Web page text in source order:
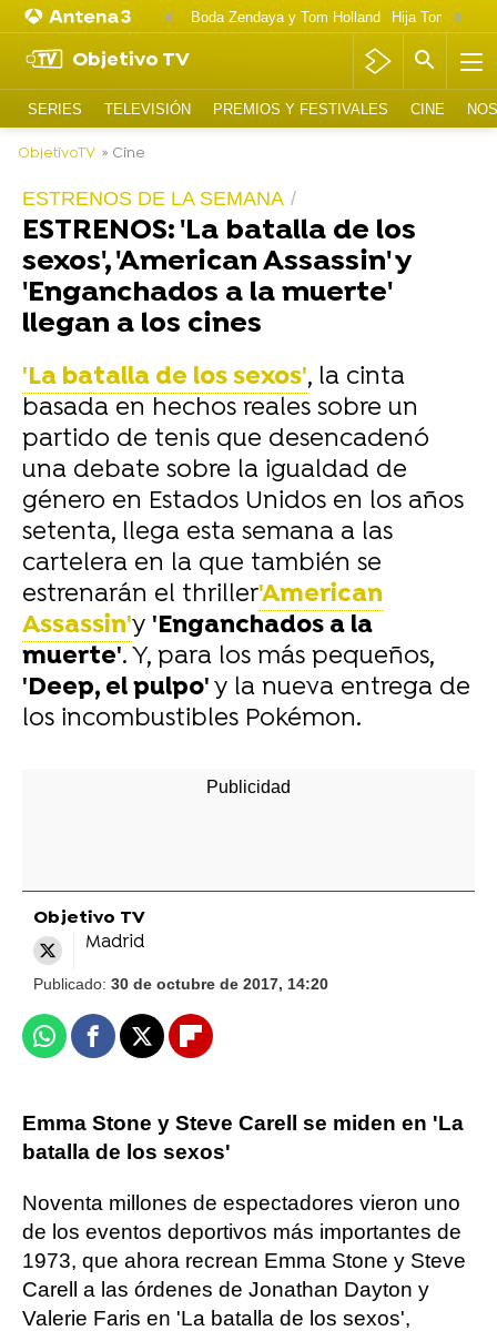
Boda Zendaya y Tom Holland Hija Tom
Objetivo TV
SERIES TELEVISIÓN PREMIOS Y FESTIVALES CINE
ObjetivoTV » Cine
ESTRENOS DE LA SEMANA
ESTRENOS: 'La batalla de los
sexos', 'American Assassin' y
'Enganchados a la muerte'
llegan a los cines
'La batalla de los sexos', la cinta
basada en hechos reales sobre un
partido de tenis que desencadenó
una debate sobre la igualdad de
género en Estados Unidos en los años
setenta, llega esta semana a las
cartelera en la que también se
estrenarán el thriller'American
Assassin'y 'Enganchados a la
muerte'. Y, para los más pequeños,
'Deep, el pulpo'y la nueva entrega de
los incombustibles Pokémon.
Objetivo TV
Madrid
Publicado: 30 de octubre de 2017, 14:20
WhatsappFacebook
X Flipboard
Emma Stone y Steve Carell se miden en 'La
batalla de los sexos'
Noventa millones de espectadores vieron uno
de los eventos deportivos más importantes de
1973, que ahora recrean Emma Stone y Steve
Carell a las órdenes de Jonathan Dayton y
Valerie Faris en 'La batalla de los sexos',